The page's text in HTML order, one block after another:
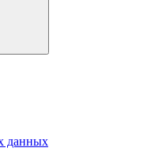
данных